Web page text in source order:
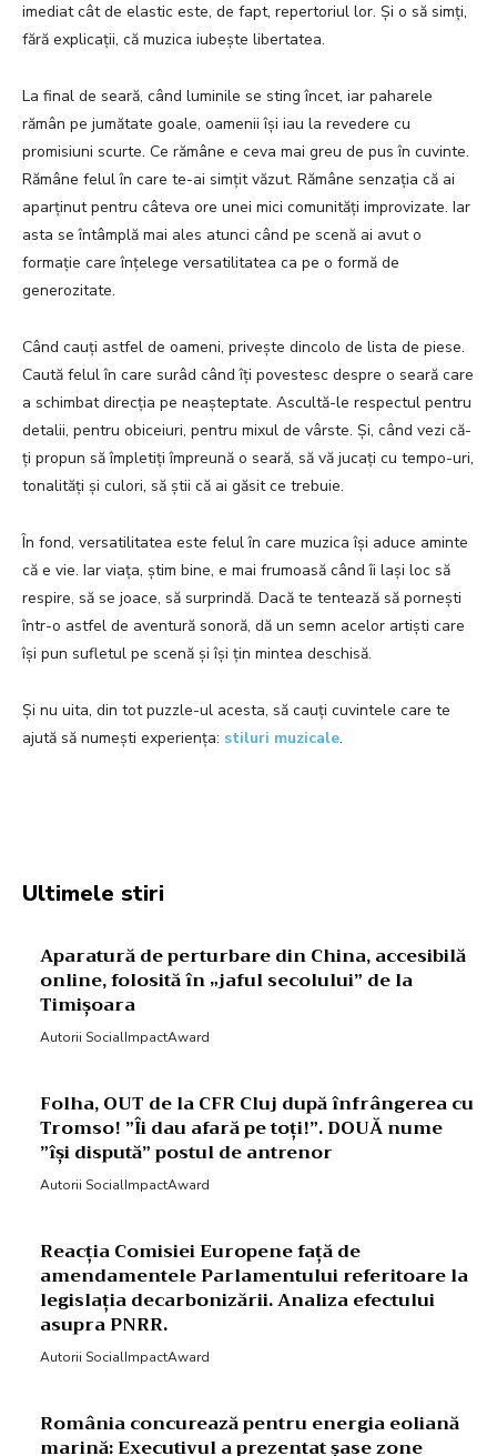
imediat cât de elastic este, de fapt, repertoriul lor. Și o să simți,
fără explicații, că muzica iubește libertatea.
La final de seară, când luminile se sting încet, iar paharele
rămân pe jumătate goale, oamenii își iau la revedere cu
promisiuni scurte. Ce rămâne e ceva mai greu de pus în cuvinte.
Rămâne felul în care te-ai simțit văzut. Rămâne senzația că ai
aparținut pentru câteva ore unei mici comunități improvizate. Iar
asta se întâmplă mai ales atunci când pe scenă ai avut o
formație care înțelege versatilitatea ca pe o formă de
generozitate.
Când cauți astfel de oameni, privește dincolo de lista de piese.
Caută felul în care surâd când îți povestesc despre o seară care
a schimbat direcția pe neașteptate. Ascultă-le respectul pentru
detalii, pentru obiceiuri, pentru mixul de vârste. Și, când vezi că-
ți propun să împletiți împreună o seară, să vă jucați cu tempo-uri,
tonalități și culori, să știi că ai găsit ce trebuie.
În fond, versatilitatea este felul în care muzica își aduce aminte
că e vie. Iar viața, știm bine, e mai frumoasă când îi lași loc să
respire, să se joace, să surprindă. Dacă te tentează să pornești
într-o astfel de aventură sonoră, dă un semn acelor artiști care
își pun sufletul pe scenă și își țin mintea deschisă.
Și nu uita, din tot puzzle-ul acesta, să cauți cuvintele care te
ajută să numești experiența: stiluri muzicale.
Ultimele stiri
Aparatură de perturbare din China, accesibilă
online, folosită în „jaful secolului” de la
Timișoara
Autorii SocialImpactAward
Folha, OUT de la CFR Cluj după înfrângerea cu
Tromso! ”Îi dau afară pe toți!”. DOUĂ nume
”își dispută” postul de antrenor
Autorii SocialImpactAward
Reacția Comisiei Europene față de
amendamentele Parlamentului referitoare la
legislația decarbonizării. Analiza efectului
asupra PNRR.
Autorii SocialImpactAward
România concurează pentru energia eoliană
marină: Executivul a prezentat șase zone